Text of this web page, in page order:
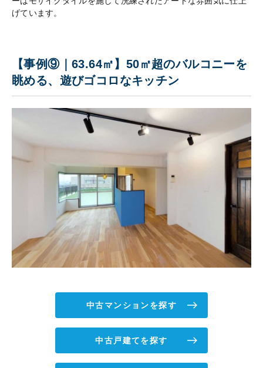
げています。
【事例⑨｜63.64㎡】50㎡超のバルコニーを
眺める、遊びゴコロなキッチン
中古マンションを探す
中古戸建てを探す